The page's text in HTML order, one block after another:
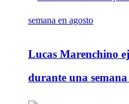
Lucas Marenchino
durante una semana